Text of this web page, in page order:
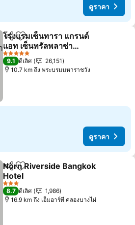
ดูราคา
แชร์ เพิ่มในรายการโปรด
โรงแรมเซ็นทารา แกรนด์
แอท เซ็นทรัลพลาซ่า
ลาดพร้าว กรุงเทพฯ
ดูราคา
5 ดาว
9.1 ดีเลิศ
26,151
10.7 km ถึง พระบรมมหาราชวัง
ดูราคา
แชร์ เพิ่มในรายการโปรด
Norn Riverside Bangkok
Hotel
ดูราคา
3 ดาว
8.7 ดีเลิศ
1,986
16.9 km ถึง เอ็มอาร์ที คลองบางไผ่